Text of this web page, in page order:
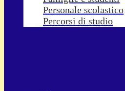
Personale scolastico
Percorsi di studio